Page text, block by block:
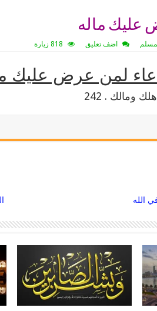
عليك ماله
اضف تعليق 818 زيارة
لمن عرض عليك
الله